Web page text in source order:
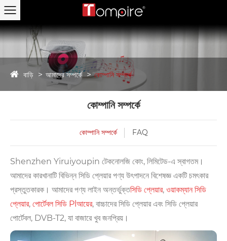
বাড়ি আমাদের সম্পর্কে কোম্পানি সম্পর্কে
কোম্পানি সম্পর্কে
কোম্পানি সম্পর্কে FAQ
Shenzhen Yiruiyoupin টেকনোলজি কোং, লিমিটেড-এ স্বাগতম।
আমাদের কারখানাটি বিভিন্ন সিডি প্লেয়ার পণ্য উৎপাদনে বিশেষজ্ঞ একটি চমৎকার
প্রস্তুতকারক। আমাদের পণ্য লাইন অন্তর্ভুক্তসিডি প্লেয়ার, ওয়াকম্যান সিডি
প্লেয়ার, পোর্টেবল সিডি Pl আয়ের, বাচ্চাদের সিডি প্লেয়ার এবং সিডি প্লেয়ার
পোর্টেবল, DVB-T2, যা বাজারে খুব জনপ্রিয়।